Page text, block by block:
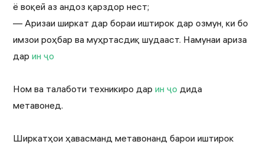
ё воқеӣ аз андоз қарздор нест;
— Аризаи ширкат дар бораи иштирок дар озмун, ки бо
имзои роҳбар ва муҳртасдиқ шудааст. Намунаи ариза
дар ин ҷо
Ном ва талаботи техникиро дар ин ҷо дида
метавонед.
Ширкатҳои ҳавасманд метавонанд барои иштирок